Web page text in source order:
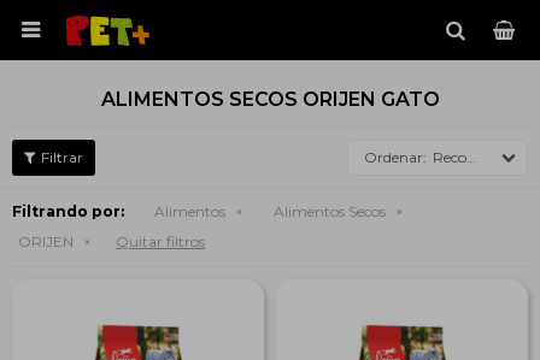

ALIMENTOS SECOS ORIJEN GATO
Recomendados
Filtrando por: Alimentos
Alimentos Secos
ORIJEN
Quitar filtros